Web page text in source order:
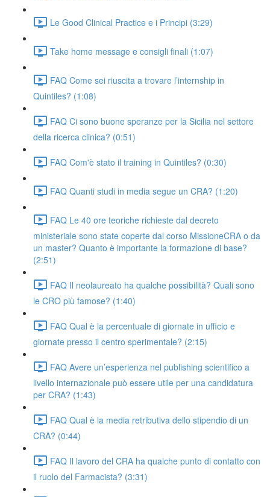
Le Good Clinical Practice e i Principi (3:29)
Take home message e consigli finali (1:07)
FAQ Come sei riuscita a trovare l’internship in
Quintiles? (1:08)
FAQ Ci sono buone speranze per la Sicilia nel settore
della ricerca clinica? (0:51)
FAQ Com'è stato il training in Quintiles? (0:30)
FAQ Quanti studi in media segue un CRA? (1:20)
FAQ Le 40 ore teoriche richieste dal decreto
ministeriale sono state coperte dal corso MissioneCRA o da
un master? Quanto è importante la formazione di base?
(2:51)
FAQ Il neolaureato ha qualche possibilità? Quali sono
le CRO più famose? (1:40)
FAQ Qual è la percentuale di giornate in ufficio e
giornate presso il centro sperimentale? (2:15)
FAQ Avere un’esperienza nel publishing scientifico a
livello internazionale può essere utile per una candidatura
per CRA? (1:43)
FAQ Qual è la media retributiva dello stipendio di un
CRA? (0:44)
FAQ Il lavoro del CRA ha qualche punto di contatto con
il ruolo del Farmacista? (3:31)